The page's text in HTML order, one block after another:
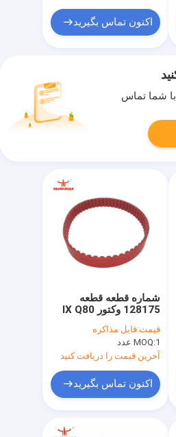
اکنون تماس بگیرید
با شما تماس
شماره قطعه قطعه
128175 وکتور IX Q80
0.099 کیلوگرمی تسمه
تایم قرمز
قیمت:قابل مذاکره
MOQ:1 عدد
آخرین قیمت را دریافت کنید
اکنون تماس بگیرید